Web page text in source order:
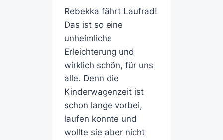
Rebekka fährt Laufrad!
Das ist so eine
unheimliche
Erleichterung und
wirklich schön, für uns
alle. Denn die
Kinderwagenzeit ist
schon lange vorbei,
laufen konnte und
wollte sie aber nicht